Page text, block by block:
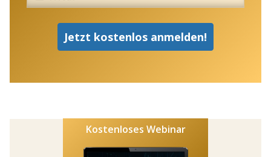
Kostenloses Webinar